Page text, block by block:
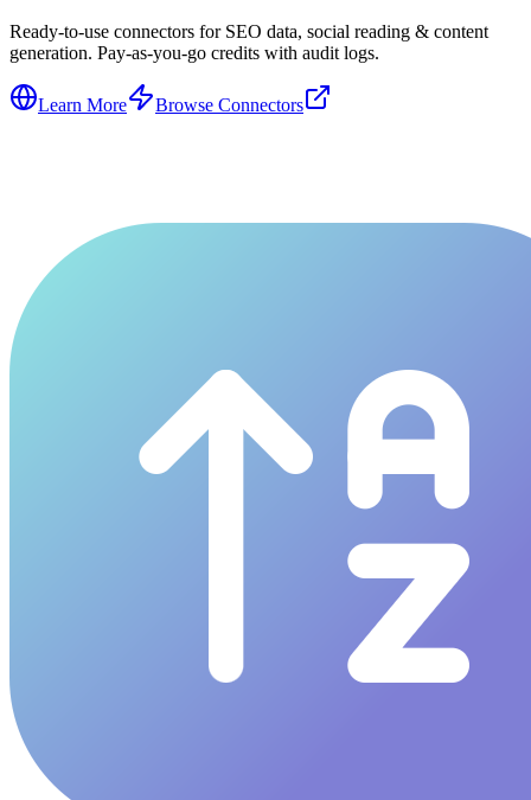
Ready-to-use connectors for SEO data, social reading & content
generation. Pay-as-you-go credits with audit logs.
Learn More Browse Connectors